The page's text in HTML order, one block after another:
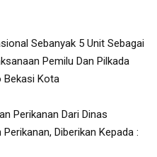
Sebanyak 5 Unit Sebagai
Pemilu Dan Pilkada
Bekasi Kota
Perikanan Dari Dinas
Diberikan Kepada :